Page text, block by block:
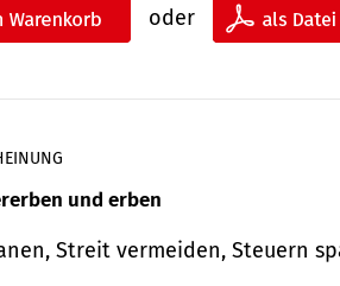
oder
und erben
Streit vermeiden, Steuern